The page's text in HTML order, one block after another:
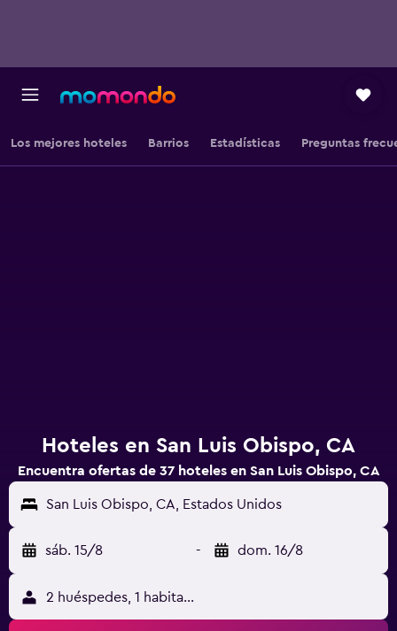
Los mejores hoteles Barrios Estadísticas Preguntas
Hoteles en San Luis Obispo, CA
Encuentra ofertas de 37 hoteles en San Luis Obispo, CA
San Luis Obispo, CA, Estados Unidos
sáb. 15/8 - dom. 16/8
2 huéspedes, 1 habitación